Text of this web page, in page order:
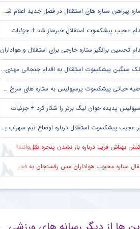
پیراهن ستاره های استقلال در فصل جدید اعلام شد + جزئیات
عجیب پیشکسوت استقلال خبرساز شد + جزئیات
تحسین برانگیز ستاره خارجی برای استقلال و هواداران
سنگین پیشکسوت استقلال به اقدام جنجالی مهدی تاج در فدراسیون فوتبال
حیاتی پیشکسوت پرسپولیس به ستاره های سرخ + جزئیات
پدیده جوان لیگ برتر را شکار کرد + جزئیات
عجیب پیشکسوت استقلال درباره اوضاع تیم سهراب بختیاری زاده + جزئیات
بهتاش فریبا درباره باز نشدن پنجره نقل‌وانتقالات استقلال
ستاره محبوب هواداران مس رفسنجان به فجر سپاسی شیراز
باشگاه لیگ برتری خواهان جذب ستاره جوان آلومینیوم